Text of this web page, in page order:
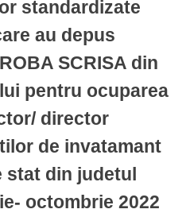
standardizate
au depus
SCRISA din
pentru ocuparea
director
de invatamant
stat din judetul
octombrie 2022